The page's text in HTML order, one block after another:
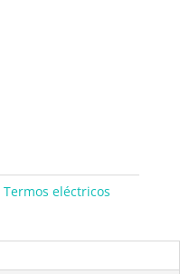
Termos eléctricos